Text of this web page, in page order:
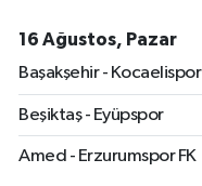
16 Ağustos, Pazar
Başakşehir - Kocaelispor
Beşiktaş - Eyüpspor
Amed - Erzurumspor FK